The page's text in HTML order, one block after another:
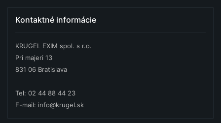
Kontaktné informácie
KRUGEL EXIM spol. s r.o.
Pri majeri 13
831 06 Bratislava
Tel: 02 44 88 44 23
E-mail: info@krugel.sk